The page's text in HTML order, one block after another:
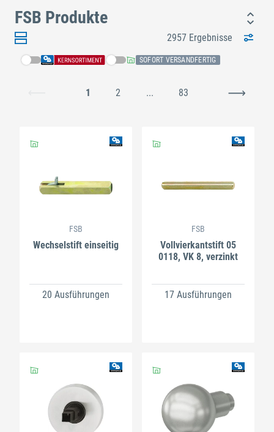
FSB Produkte
2957 Ergebnisse
SOFORT VERSANDFERTIG
1 2 ... 83
FSB
Wechselstift einseitig
20 Ausführungen
FSB
Vollvierkantstift 05
0118, VK 8, verzinkt
17 Ausführungen